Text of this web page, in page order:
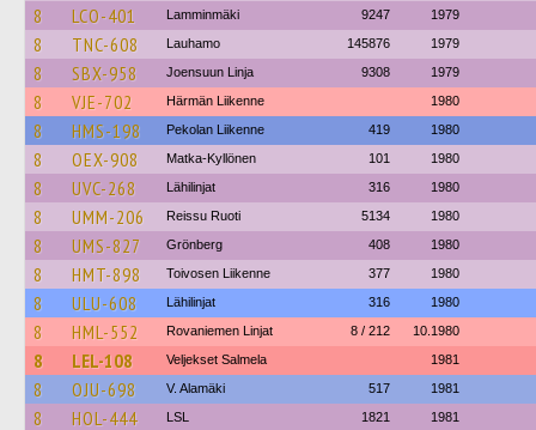
8 LCO-401 Lamminmäki 9247 1979
8 TNC-608 Lauhamo 145876 1979
8 SBX-958 Joensuun Linja 9308 1979
8 VJE-702 Härmän Liikenne 1980
8 HMS-198 Pekolan Liikenne 419 1980
8 OEX-908 Matka-Kyllönen 101 1980
8 UVC-268 Lähilinjat 316 1980
8 UMM-206 Reissu Ruoti 5134 1980
8 UMS-827 Grönberg 408 1980
8 HMT-898 Toivosen Liikenne 377 1980
8 ULU-608 Lähilinjat 316 1980
8 HML-552 Rovaniemen Linjat 8 / 212 10.1980
8 LEL-108 Veljekset Salmela 1981
8 OJU-698 V. Alamäki 517 1981
8 HOL-444 LSL 1821 1981